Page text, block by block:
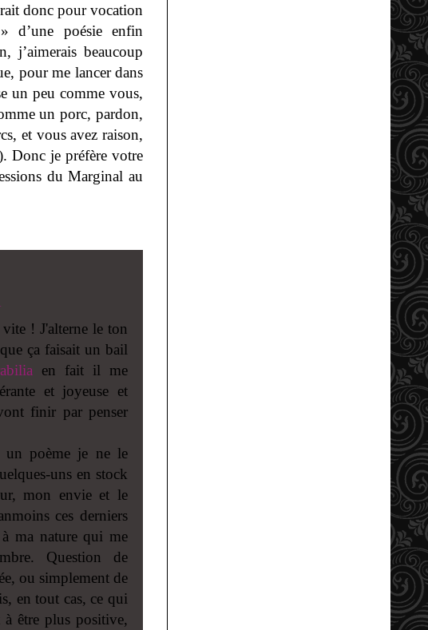
donc pour vocation
d’une poésie enfin
j’aimerais beaucoup
pour me lancer dans
un peu comme vous,
un porc, pardon,
et vous avez raison,
Donc je préfère votre
du Marginal au
! J'alterne le ton
ça faisait un bail
en fait il me
et joyeuse et
finir par penser
un poème je ne le
uns en stock
mon envie et le
ces derniers
ma nature qui me
Question de
ou simplement de
en tout cas, ce qui
être plus positive,